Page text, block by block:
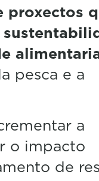
proxectos
pesca e a
a
o impacto
de